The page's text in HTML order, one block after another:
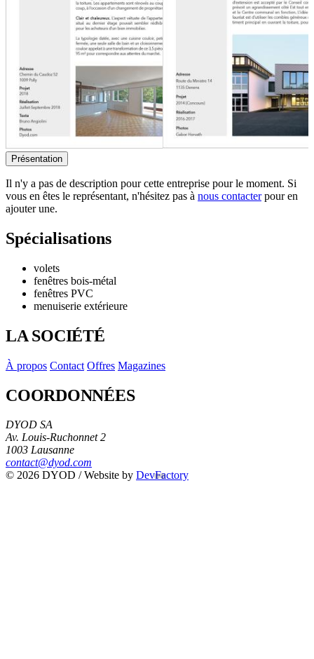
Présentation
Il n'y a pas de description pour cette entreprise pour le moment. Si
vous en êtes le représentant, n'hésitez pas à nous contacterpour en
ajouter une.
Spécialisations
volets
fenêtres bois-métal
fenêtres PVC
menuiserie extérieure
LA SOCIÉTÉ
À propos Contact Offres Magazines
COORDONNÉES
DYOD SA
Av. Louis-Ruchonnet 2
1003 Lausanne
contact@dyod.com
© 2026 DYOD / Website by DevFactory